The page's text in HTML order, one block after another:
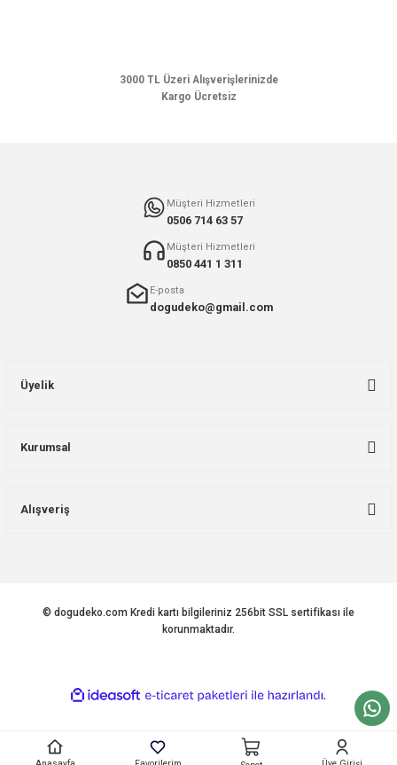
3000 TL Üzeri Alışverişlerinizde
Kargo Ücretsiz
Müşteri Hizmetleri
0506 714 63 57
Müşteri Hizmetleri
0850 441 1 311
E-posta
dogudeko@gmail.com
Üyelik
Kurumsal
Alışveriş
© dogudeko.com Kredi kartı bilgileriniz 256bit SSL sertifikası ile
korunmaktadır.
ideasoft
e-
hazırlandı.